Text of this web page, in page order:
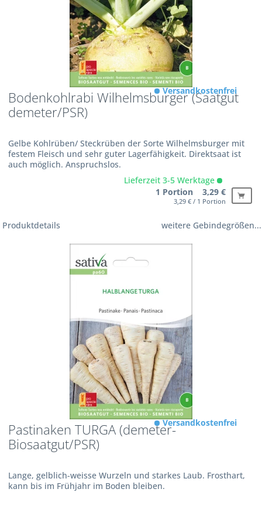
Bodenkohlrabi Wilhelmsburger (Saatgut
demeter/PSR)
Gelbe Kohlrüben/ Steckrüben der Sorte Wilhelmsburger mit
festem Fleisch und sehr guter Lagerfähigkeit. Direktsaat ist
auch möglich. Anspruchslos.
Versandkostenfrei
Lieferzeit 3-5 Werktage
1 Portion 3,29 €
3,29 € / 1 Portion
Produktdetails weitere Gebindegrößen...
Pastinaken TURGA (demeter-
Biosaatgut/PSR)
Lange, gelblich-weisse Wurzeln und starkes Laub. Frosthart,
kann bis im Frühjahr im Boden bleiben.
Versandkostenfrei